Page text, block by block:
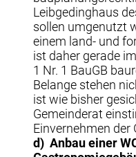
Leibgedinghaus
sollen umgenutzt
einem land- und
ist daher gerade
1 Nr. 1 BauGB
Belange stehen
ist wie bisher
Gemeinderat
Einvernehmen der
d) Anbau einer